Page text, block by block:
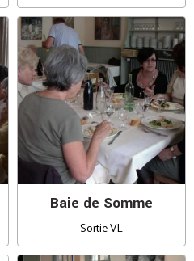
Baie de Somme
Sortie VL